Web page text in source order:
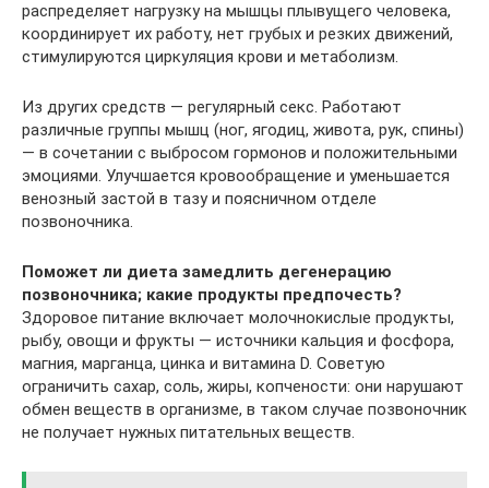
распределяет нагрузку на мышцы плывущего человека,
координирует их работу, нет грубых и резких движений,
стимулируются циркуляция крови и метаболизм.
Из других средств — регулярный секс. Работают
различные группы мышц (ног, ягодиц, живота, рук, спины)
— в сочетании с выбросом гормонов и положительными
эмоциями. Улучшается кровообращение и уменьшается
венозный застой в тазу и поясничном отделе
позвоночника.
Поможет ли диета замедлить дегенерацию
позвоночника; какие продукты предпочесть?
Здоровое питание включает молочнокислые продукты,
рыбу, овощи и фрукты — источники кальция и фосфора,
магния, марганца, цинка и витамина D. Советую
ограничить сахар, соль, жиры, копчености: они нарушают
обмен веществ в организме, в таком случае позвоночник
не получает нужных питательных веществ.